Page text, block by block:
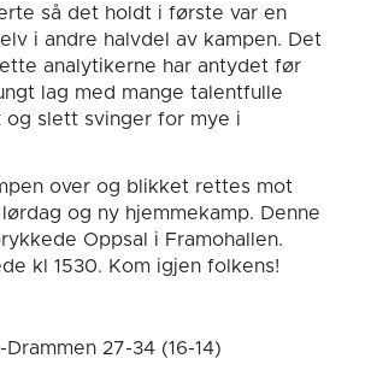
så det holdt i første var en
i andre halvdel av kampen. Det
analytikerne har antydet før
lag med mange talentfulle
og slett svinger for mye i
over og blikket rettes mot
og ny hjemmekamp. Denne
Oppsal i Framohallen.
kl 1530. Kom igjen folkens!
27-34 (16-14)